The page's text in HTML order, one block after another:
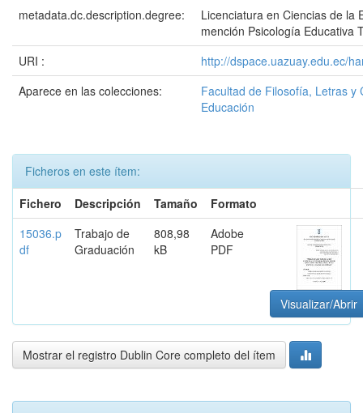
metadata.dc.description.degree:
Licenciatura en Ciencias de la
mención Psicología Educativa
URI :
http://dspace.uazuay.edu.ec/
Aparece en las colecciones:
Facultad de Filosofía, Letras y
Educación
Ficheros en este ítem:
Fichero
Descripción Tamaño
Formato
15036.p
df
Trabajo de
Graduación
808,98
kB
Adobe
PDF
Visualizar/Abrir
Mostrar el registro Dublin Core completo del ítem